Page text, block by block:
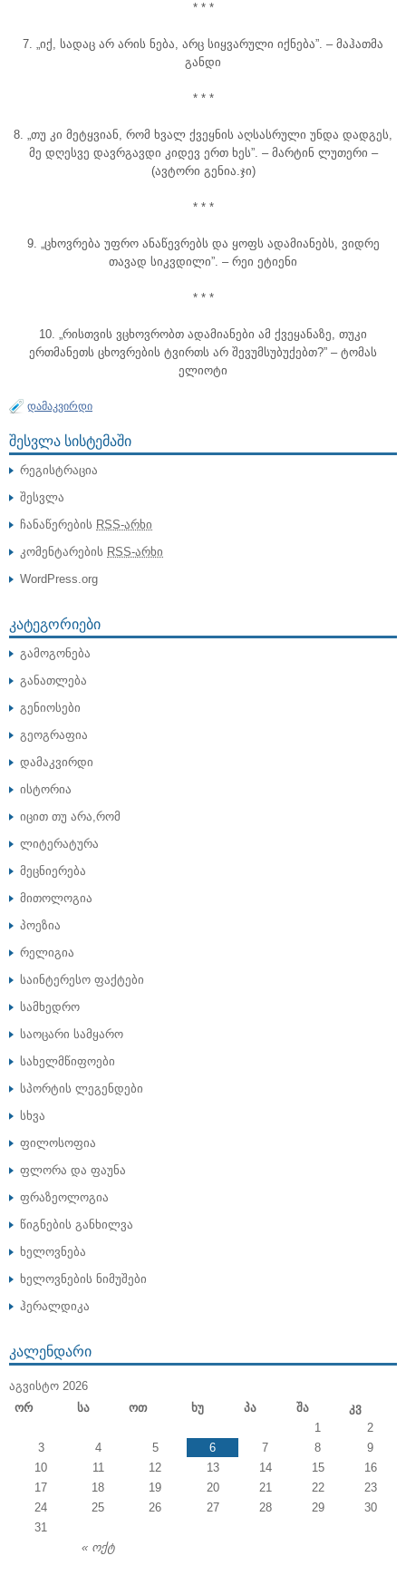
* * *
7. „იქ, სადაც არ არის ნება, არც სიყვარული იქნება”. – მაჰათმა
განდი
* * *
8. „თუ კი მეტყვიან, რომ ხვალ ქვეყნის აღსასრული უნდა დადგეს,
მე დღესვე დავრგავდი კიდევ ერთ ხეს”. – მარტინ ლუთერი –
(ავტორი გენია.ჯი)
* * *
9. „ცხოვრება უფრო ანაწევრებს და ყოფს ადამიანებს, ვიდრე
თავად სიკვდილი”. – რეი ეტიენი
* * *
10. „რისთვის ვცხოვრობთ ადამიანები ამ ქვეყანაზე, თუკი
ერთმანეთს ცხოვრების ტვირთს არ შევუმსუბუქებთ?” – ტომას
ელიოტი
დამაკვირდი
ᲨᲔᲡᲕᲚᲐ ᲡᲘᲡᲢᲔᲛᲐᲨᲘ
რეგისტრაცია
შესვლა
ჩანაწერების RSS-არხი
კომენტარების RSS-არხი
WordPress.org
ᲙᲐᲢᲔᲒᲝᲠᲘᲔᲑᲘ
გამოგონება
განათლება
გენიოსები
გეოგრაფია
დამაკვირდი
ისტორია
იცით თუ არა,რომ
ლიტერატურა
მეცნიერება
მითოლოგია
პოეზია
რელიგია
საინტერესო ფაქტები
სამხედრო
საოცარი სამყარო
სახელმწიფოები
სპორტის ლეგენდები
სხვა
ფილოსოფია
ფლორა და ფაუნა
ფრაზეოლოგია
წიგნების განხილვა
ხელოვნება
ხელოვნების ნიმუშები
ჰერალდიკა
ᲙᲐᲚᲔᲜᲓᲐᲠᲘ
ᲐᲒᲕᲘᲡᲢᲝ 2026
Ორ
Სა Ოთ Ხუ Პა Შა Კვ
« ოქტ
1
2
3
4 5 6 7 8
9
10
11 12 13 14 15
16
17
18 19 20 21 22
23
24
25 26 27 28 29
30
31